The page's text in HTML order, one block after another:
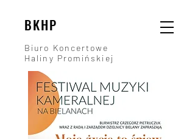
BKHP
Biuro Koncertowe
Haliny Promińskiej